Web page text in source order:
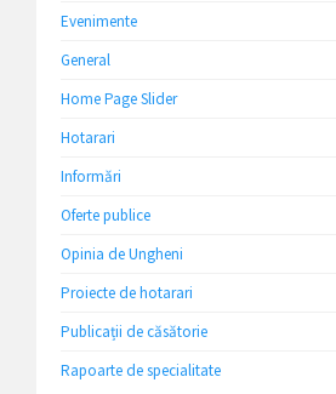
Evenimente
General
Home Page Slider
Hotarari
Informări
Oferte publice
Opinia de Ungheni
Proiecte de hotarari
Publicații de căsătorie
Rapoarte de specialitate